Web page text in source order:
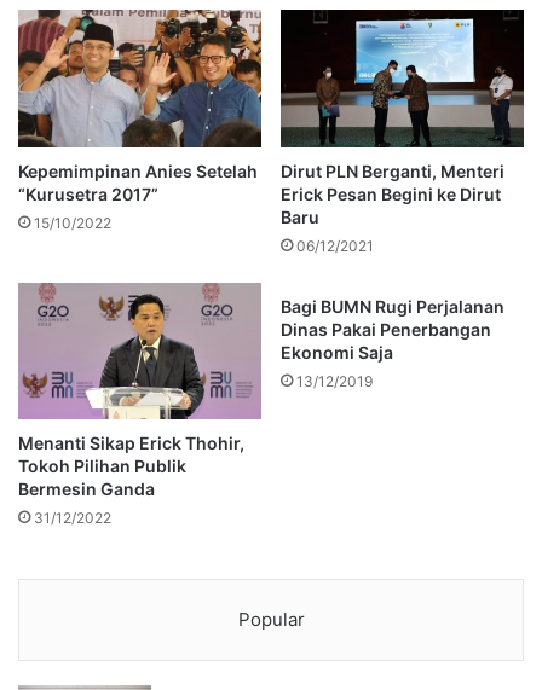
Kepemimpinan Anies Setelah
“Kurusetra 2017”
15/10/2022
Dirut PLN Berganti, Menteri
Erick Pesan Begini ke Dirut
Baru
06/12/2021
Menanti Sikap Erick Thohir,
Tokoh Pilihan Publik
Bermesin Ganda
31/12/2022
Bagi BUMN Rugi Perjalanan
Dinas Pakai Penerbangan
Ekonomi Saja
13/12/2019
Popular